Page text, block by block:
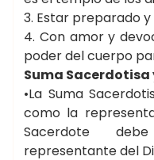
3. Estar preparado
4. Con amor y
poder del cuerpo
Suma Sacerdotisa
•La Suma
como la
Sacerdote
representante del